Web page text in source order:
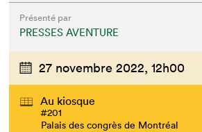
Présenté par
PRESSES AVENTURE
27 novembre 2022, 12h00
Au kiosque
#201
Palais des congrès de Montréal